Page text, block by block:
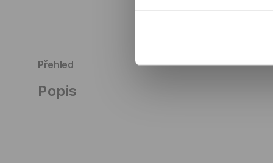
Přehled
Popis